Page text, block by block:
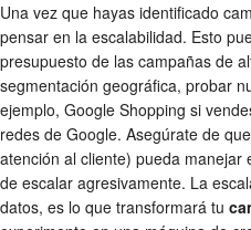
Una vez que hayas identificado
pensar en la escalabilidad. Esto
presupuesto de las campañas de
segmentación geográfica, probar
ejemplo, Google Shopping si
redes de Google. Asegúrate de
atención al cliente) pueda
de escalar agresivamente. La
datos, es lo que transformará tu